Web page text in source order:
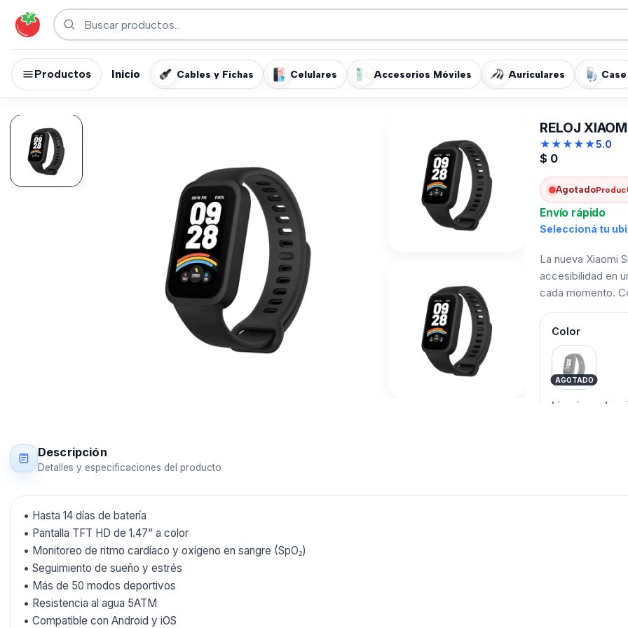
Productos Inicio Cables y Fichas Celulares Accesorios Móviles Auriculares Case
RELOJ
★★★★★5.0
$ 0
Agotado
Envío rápido
Seleccioná tu
La nueva Xiaomi
accesibilidad en
cada momento.
Color
Black
AGOTADO
Limpiar
Descripción
Detalles y especificaciones del producto
• Hasta 14 días de batería
• Pantalla TFT HD de 1.47” a color
• Monitoreo de ritmo cardíaco y oxígeno en sangre (SpO₂)
• Seguimiento de sueño y estrés
• Más de 50 modos deportivos
• Resistencia al agua 5ATM
• Compatible con Android y iOS